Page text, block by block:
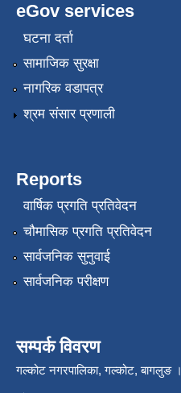
eGov services
घटना दर्ता
सामाजिक सुरक्षा
नागरिक वडापत्र
श्रम संसार प्रणाली
Reports
वार्षिक प्रगति प्रतिवेदन
चौमासिक प्रगति प्रतिवेदन
सार्वजनिक सुनुवाई
सार्वजनिक परीक्षण
सम्पर्क विवरण
गल्कोट नगरपालिका, गल्कोट, बागलुङ ।